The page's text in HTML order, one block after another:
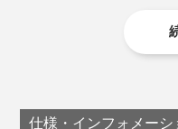
使わない時は、“折
広く照らしてくれる
仕様・インフォメーシ